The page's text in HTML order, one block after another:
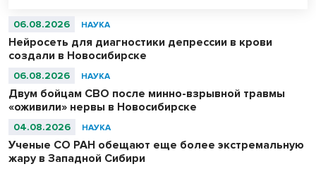
06.08.2026 НАУКА
Нейросеть для диагностики депрессии в крови
создали в Новосибирске
06.08.2026 НАУКА
Двум бойцам СВО после минно-взрывной травмы
«оживили» нервы в Новосибирске
04.08.2026 НАУКА
Ученые СО РАН обещают еще более экстремальную
жару в Западной Сибири